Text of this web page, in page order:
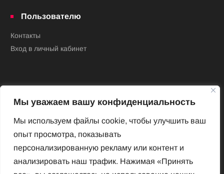
Мы уважаем вашу конфиденциальность
Мы используем файлы cookie, чтобы улучшить ваш
опыт просмотра, показывать
персонализированную рекламу или контент и
анализировать наш трафик. Нажимая «Принять
Пользователю
Контакты
Вход в личный кабинет
Новый Венский журнал
Архив номеров
Impressum